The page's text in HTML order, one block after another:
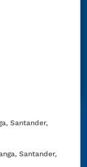
Santander,
Santander,